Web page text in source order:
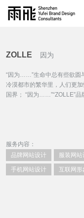
ZOLLE 因为
“因为……”生命中总有些欲圆
冷漠都市的繁华里，人们更
国界； “因为……”“ZOLLE”
服务内容：
品牌网站设计
服装网
手机网站设计 互联网形